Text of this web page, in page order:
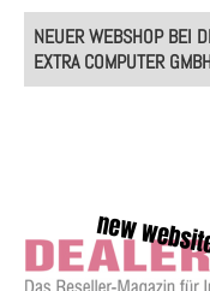
Post
navigation
NEUER WEBSHOP BEI
EXTRA COMPUTER